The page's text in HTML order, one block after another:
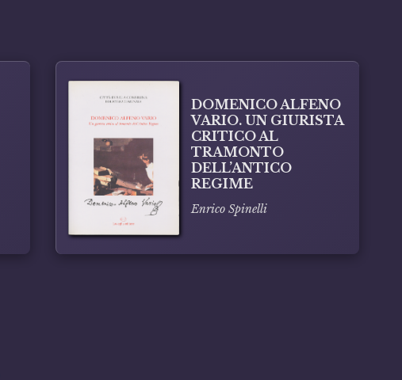
DOMENICO ALFENO
VARIO. UN GIURISTA
CRITICO AL
TRAMONTO
DELL’ANTICO
REGIME
Enrico Spinelli